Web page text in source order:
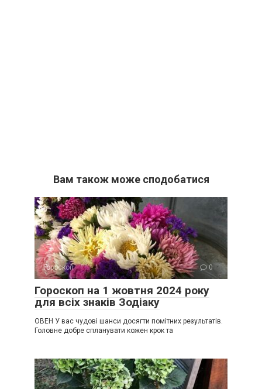
Вам також може сподобатися
Гороскоп 0
Гороскоп на 1 жовтня 2024 року
для всіх знаків Зодіаку
ОВЕН У вас чудові шанси досягти помітних результатів.
Головне добре спланувати кожен крок та